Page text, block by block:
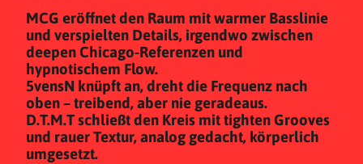
MCG eröffnet den Raum mit warmer Basslinie
und verspielten Details, irgendwo zwischen
deepen Chicago-Referenzen und
hypnotischem Flow.
5vensN knüpft an, dreht die Frequenz nach
oben – treibend, aber nie geradeaus.
D.T.M.T schließt den Kreis mit tighten Grooves
und rauer Textur, analog gedacht, körperlich
umgesetzt.